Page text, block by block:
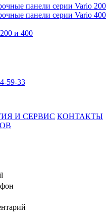
панели серии Vario 200
панели серии Vario 400
и 400
59-33
И СЕРВИС КОНТАКТЫ